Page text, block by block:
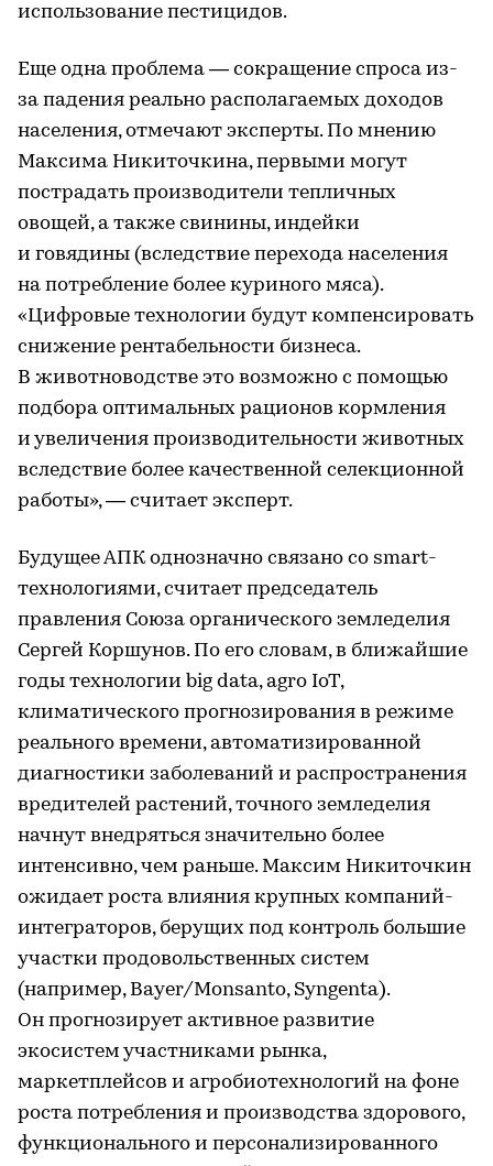
использование пестицидов.
Еще одна проблема — сокращение спроса из-
за падения реально располагаемых доходов
населения, отмечают эксперты. По мнению
Максима Никиточкина, первыми могут
пострадать производители тепличных
овощей, а также свинины, индейки
и говядины (вследствие перехода населения
на потребление более куриного мяса).
«Цифровые технологии будут компенсировать
снижение рентабельности бизнеса.
В животноводстве это возможно с помощью
подбора оптимальных рационов кормления
и увеличения производительности животных
вследствие более качественной селекционной
работы», — считает эксперт.
Будущее АПК однозначно связано со smart-
технологиями, считает председатель
правления Союза органического земледелия
Сергей Коршунов. По его словам, в ближайшие
годы технологии big data, agro IoT,
климатического прогнозирования в режиме
реального времени, автоматизированной
диагностики заболеваний и распространения
вредителей растений, точного земледелия
начнут внедряться значительно более
интенсивно, чем раньше. Максим Никиточкин
ожидает роста влияния крупных компаний-
интеграторов, берущих под контроль большие
участки продовольственных систем
(например, Bayer/Monsanto, Syngenta).
Он прогнозирует активное развитие
экосистем участниками рынка,
маркетплейсов и агробиотехнологий на фоне
роста потребления и производства здорового,
функционального и персонализированного